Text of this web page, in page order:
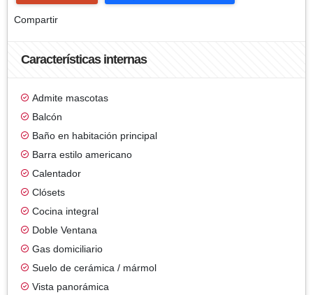
Compartir
Características internas
Admite mascotas
Balcón
Baño en habitación principal
Barra estilo americano
Calentador
Clósets
Cocina integral
Doble Ventana
Gas domiciliario
Suelo de cerámica / mármol
Vista panorámica